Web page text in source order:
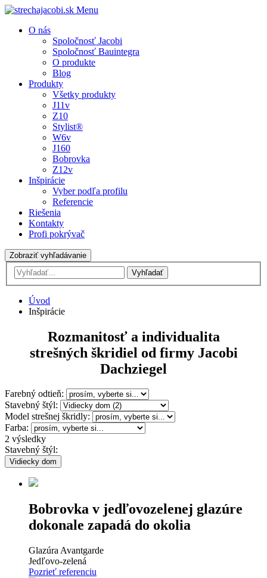
Menu
O nás
Spoločnosť Jacobi
Spoločnosť Bauintegra
O produkte
Blog
Produkty
Všetky produkty
J11v
Z10
Stylist®
W6v
J160
Bobrovka
Z12v
Inšpirácie
Vyber podľa profilu
Referencie
Riešenia
Kontakty
Profi pokrývač
Zobraziť vyhľadávanie
Vyhľadať
Úvod
Inšpirácie
Rozmanitosť a individualita
strešných škridiel od firmy Jacobi
Dachziegel
Farebný odtieň:
Stavebný štýl:
Model strešnej škridly:
Farba:
2 výsledky
Stavebný štýl:
Vidiecky dom
Bobrovka v jedľovozelenej glazúre
dokonale zapadá do okolia
Glazúra Avantgarde
Jedľovo-zelená
Pozrieť referenciu